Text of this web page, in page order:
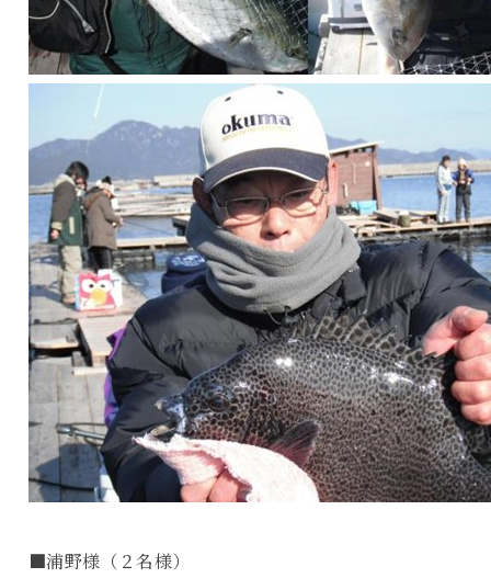
■浦野様（２名様）